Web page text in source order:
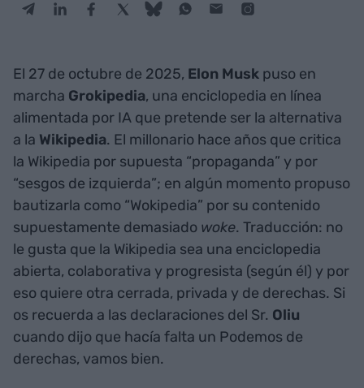
El 27 de octubre de 2025, Elon Musk puso en
marcha Grokipedia, una enciclopedia en línea
alimentada por IA que pretende ser la alternativa
a la Wikipedia. El millonario hace años que critica
la Wikipedia por supuesta “propaganda” y por
“sesgos de izquierda”; en algún momento propuso
bautizarla como “Wokipedia” por su contenido
supuestamente demasiado woke. Traducción: no
le gusta que la Wikipedia sea una enciclopedia
abierta, colaborativa y progresista (según él) y por
eso quiere otra cerrada, privada y de derechas. Si
os recuerda a las declaraciones del Sr. Oliu
cuando dijo que hacía falta un Podemos de
derechas, vamos bien.